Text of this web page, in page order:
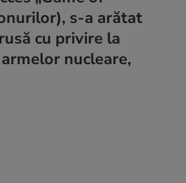
s-a arătat
cu privire la
nucleare,